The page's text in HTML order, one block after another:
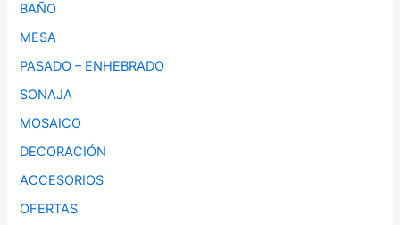
BAÑO
MESA
PASADO – ENHEBRADO
SONAJA
MOSAICO
DECORACIÓN
ACCESORIOS
OFERTAS